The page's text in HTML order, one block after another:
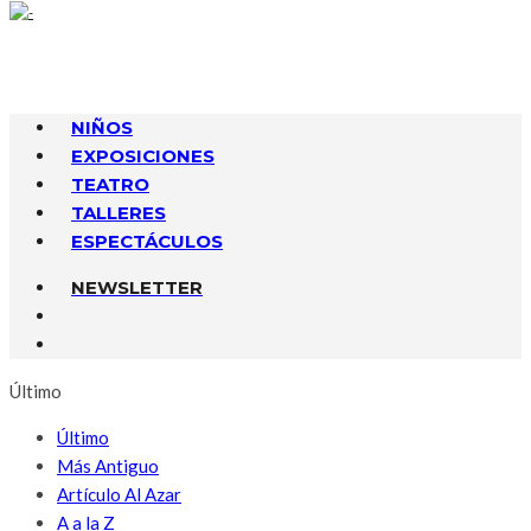
NIÑOS
EXPOSICIONES
TEATRO
TALLERES
ESPECTÁCULOS
NEWSLETTER
Último
Último
Más Antiguo
Artículo Al Azar
A a la Z